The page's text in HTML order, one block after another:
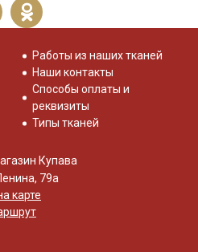
Работы из наших тканей
Наши контакты
Способы оплаты и
реквизиты
Типы тканей
Купава
79а
карте